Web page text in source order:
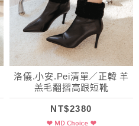
洛儀.小安.Pei清單／正韓 羊
羔毛翻摺高跟短靴
NT$2380